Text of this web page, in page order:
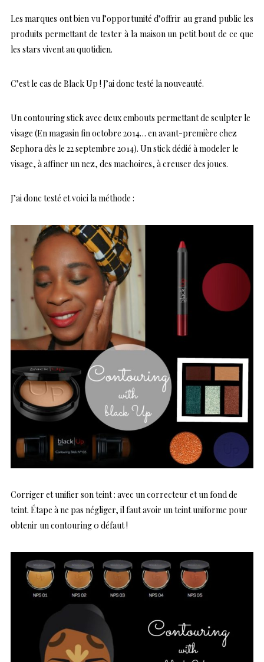
Les marques ont bien vu l’opportunité d’offrir au grand public les
produits permettant de tester à la maison un petit bout de ce que
les stars vivent au quotidien.
C’est le cas de Black Up ! J’ai donc testé la nouveauté.
Un contouring stick avec deux embouts permettant de sculpter le
visage (En magasin fin octobre 2014… en avant-première chez
Sephora dès le 22 septembre 2014). Un stick dédié à modeler le
visage, à affiner un nez, des machoires, à creuser des joues.
J’ai donc testé et voici la méthode :
Corriger et unifier son teint : avec un correcteur et un fond de
teint. Étape à ne pas négliger, il faut avoir un teint uniforme pour
obtenir un contouring 0 défaut !